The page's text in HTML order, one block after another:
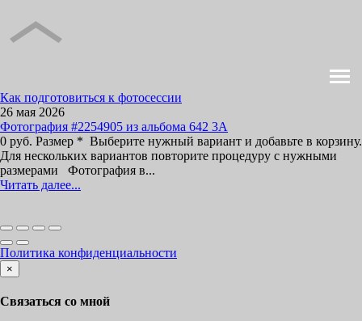
Как подготовиться к фотосессии
26 мая 2026
Фотография #2254905 из альбома 642 3А
0 руб. Размер * Выберите нужный вариант и добавьте в корзину.
Для нескольких вариантов повторите процедуру с нужными
размерами Фотография в...
Читать далее...
Политика конфиденциальности
×
Связаться со мной